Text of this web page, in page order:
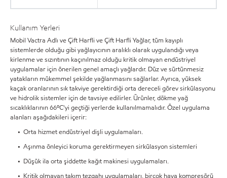
Kullanım Yerleri
Mobil Vactra Adlı ve Çift Harfli ve Çift Harfli Yağlar, tüm kayıplı
sistemlerde olduğu gibi yağlayıcının aralıklı olarak uygulandığı veya
kirlenme ve sızıntının kaçınılmaz olduğu kritik olmayan endüstriyel
uygulamalar için önerilen genel amaçlı yağlardır. Düz ve sürtünmesiz
yatakların mükemmel şekilde yağlanmasını sağlarlar. Ayrıca, yüksek
kaçak oranlarının sık takviye gerektirdiği orta dereceli görev sirkülasyonu
ve hidrolik sistemler için de tavsiye edilirler. Ürünler, dökme yağ
sıcaklıklarının 66ºC'yi geçtiği yerlerde kullanılmamalıdır. Özel uygulama
alanları aşağıdakileri içerir:
• Orta hizmet endüstriyel dişli uygulamaları.
• Aşınma önleyici koruma gerektirmeyen sirkülasyon sistemleri
• Düşük ila orta şiddette kağıt makinesi uygulamaları.
• Kritik olmayan takım tezgahı uygulamaları, birçok hava kompresörü